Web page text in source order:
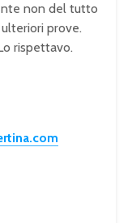
non del tutto
prove.
rispettavo.